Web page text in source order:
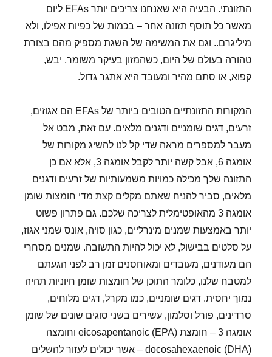
התזונתי. הבעיה היא שאנחנו צריכים יותר EFAs ליום
מאשר כל תוסף תזונה אחר – בכמות של כפיות אפילו, ולא
מיליגרם.. וגם את המשימה של השגת מספיק מהם בצורת
טהורה בעולם של היום, כשהמזון בעיקר משומר, יבש,
קפוא, או סתם מהיר ומעובד היא אתגר גדול.
המקורות התזונתיים הטובים ביותר של EFAs הם אגוזים,
זרעים, דגים שומניים ודגנים מלאים. עם זאת, מבט אל
מעבר למספרים מראה שדי קל לנו להשיג מקורות של
אומגה 6, אבל קשה יותר לקבל אומגה 3, אלא אם כן
התזונה שלך מכילה כמויות משמעותיות של זרעים ודגנים
מלאים, סביר להניח שאתם מקלים קצת מדי חומצות שומן
אומגה 3 מהאופטימלית לצריכה שלכם. גם פתרון פשוט
יותר באמצעות שמנים מינרליים, כגון סויה, אונס שמני אגוז,
על סלטים בבישול, לא יכול להיות התשובה. שמנים מסחרי
הם מעודנים, מעובדים ומאוחסנים זמן רב לפני הגעתם
למטבח שלנו, כלומר התוכן של חומצות שומן חיוניות תהיה
נמוך יחסית. דגים שומניים, כמו מקרל, דגים מלוחים,
סרדינים, פורל וסלמון, עשירים בשני סוגים שונים של שומן
אומגה 3 – חומצת eicosapentanoic (EPA) וחומצה
docosahexaenoic (DHA) – אשר יכולים לעזור להשלים